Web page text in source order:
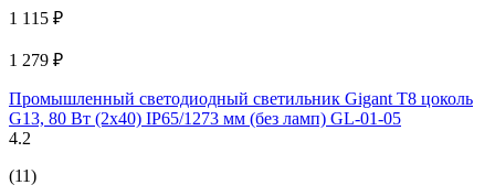
1 115 ₽
1 279 ₽
Промышленный светодиодный светильник Gigant T8 цоколь
G13, 80 Вт (2х40) IP65/1273 мм (без ламп) GL-01-05
4.2
(11)